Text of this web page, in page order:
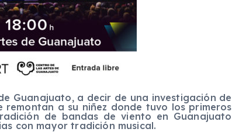
Guanajuato, a decir de una investigación de
remontan a su niñez donde tuvo los primeros
de bandas de viento en Guanajuato
con mayor tradición musical.